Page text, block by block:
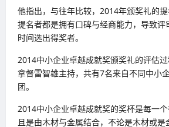
他指出，与往年比较，2014年颁奖礼的
提名者都是拥有口碑与经商能力，导致评
时间选出得奖者。
2014中小企业卓越成就奖颁奖礼的评估
拿督雷智雄主持，共有7名来自不同中小
团。
2014中小企业卓越成就奖的奖杯是每一
且是由木材与金属结合，不论是木材或